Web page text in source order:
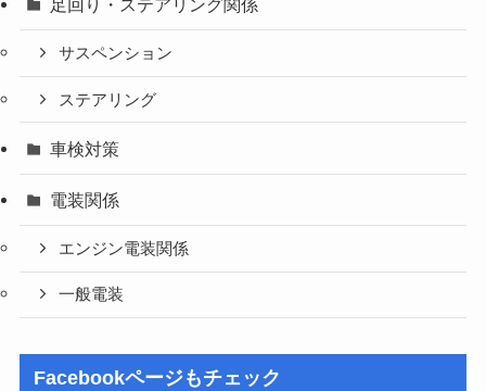
足回り・ステアリング関係
サスペンション
ステアリング
車検対策
電装関係
エンジン電装関係
一般電装
Facebookページもチェック